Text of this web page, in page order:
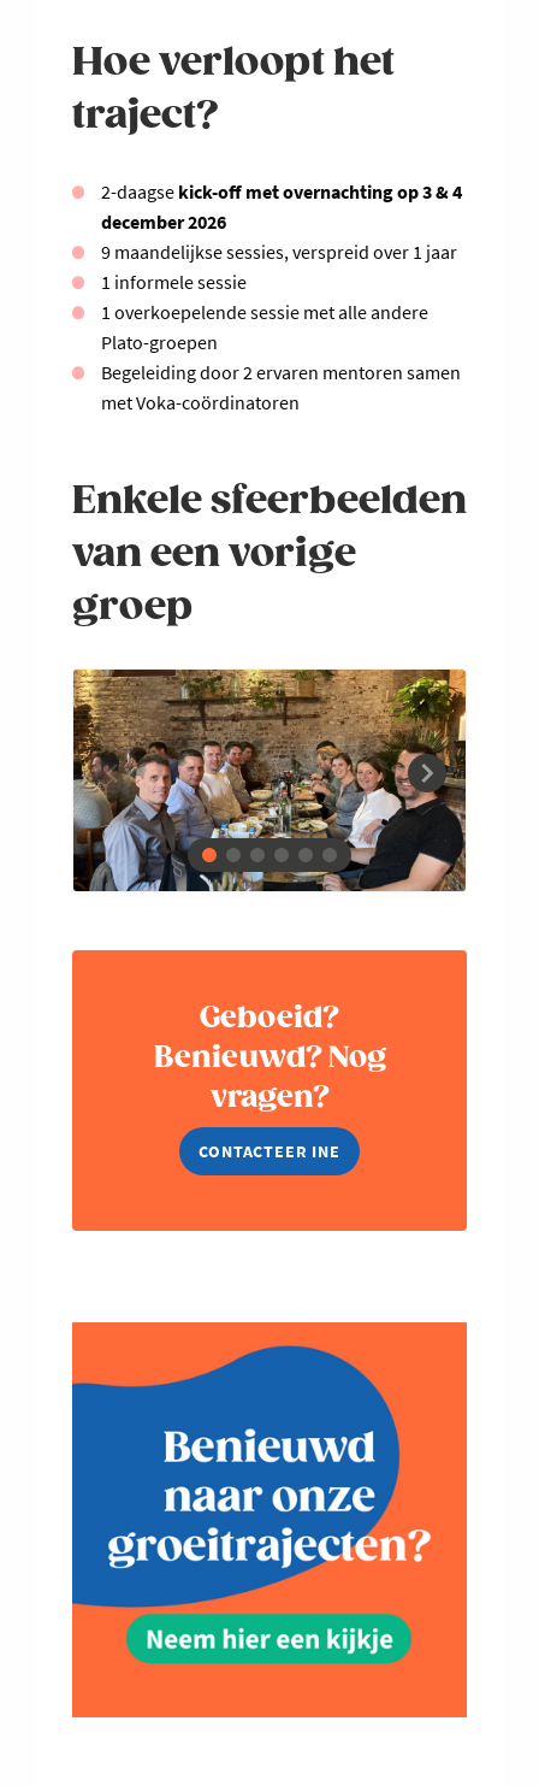
Hoe verloopt het
traject?
2-daagse kick-off met overnachting op 3 & 4
december 2026
9 maandelijkse sessies, verspreid over 1 jaar
1 informele sessie
1 overkoepelende sessie met alle andere
Plato-groepen
Begeleiding door 2 ervaren mentoren samen
met Voka-coördinatoren
Enkele sfeerbeelden
van een vorige
groep
Geboeid?
Benieuwd? Nog
vragen?
CONTACTEER INE